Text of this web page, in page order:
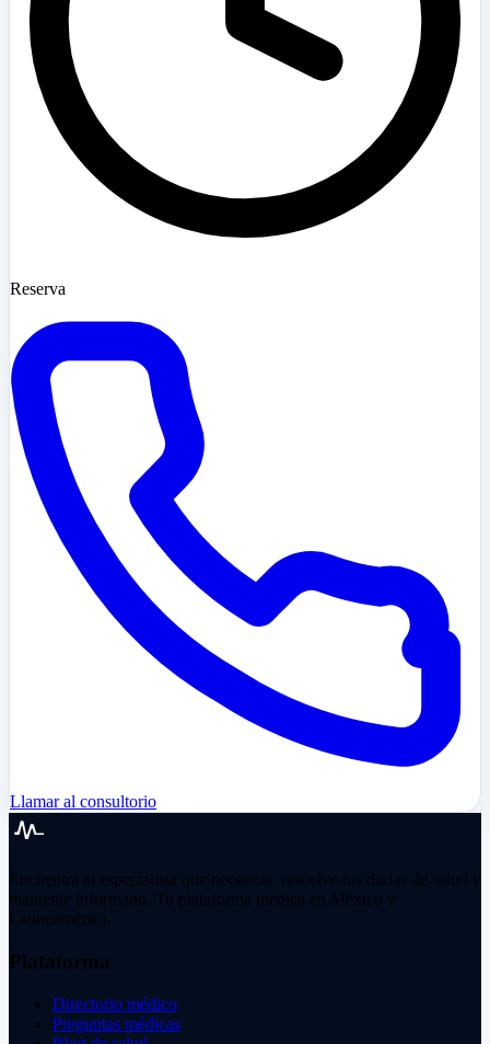
Reserva
Llamar al consultorio
Encuentra al especialista que necesitas, resuelve tus dudas de salud y
mantente informado. Tu plataforma médica en México y
Latinoamérica.
Plataforma
Directorio médico
Preguntas médicas